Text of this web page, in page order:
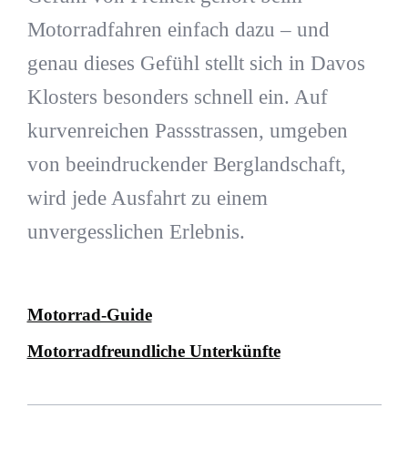
Motorradfahren einfach dazu – und
genau dieses Gefühl stellt sich in Davos
Klosters besonders schnell ein. Auf
kurvenreichen Passstrassen, umgeben
von beeindruckender Berglandschaft,
wird jede Ausfahrt zu einem
unvergesslichen Erlebnis.
Motorrad-Guide
Motorradfreundliche Unterkünfte